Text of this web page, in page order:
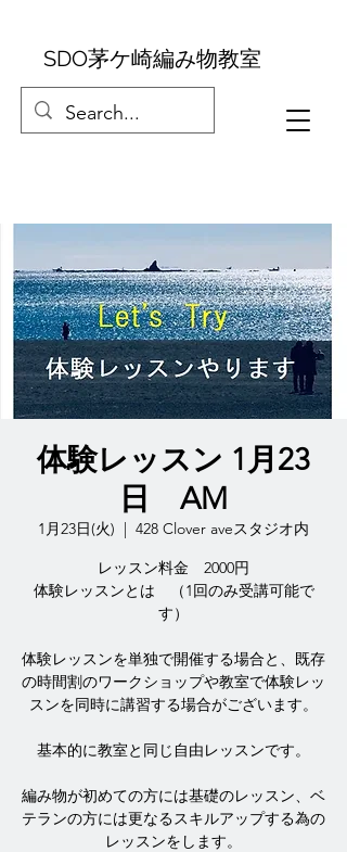
SDO茅ケ崎編み物教室
体験レッスン 1月23
日 AM
1月23日(火)
  |
428 Clover aveスタジオ内
レッスン料金 2000円
体験レッスンとは （1回のみ受講可能で
す）
体験レッスンを単独で開催する場合と、既存
の時間割のワークショップや教室で体験レッ
スンを同時に講習する場合がございます。
基本的に教室と同じ自由レッスンです。
編み物が初めての方には基礎のレッスン、ベ
テランの方には更なるスキルアップする為の
レッスンをします。